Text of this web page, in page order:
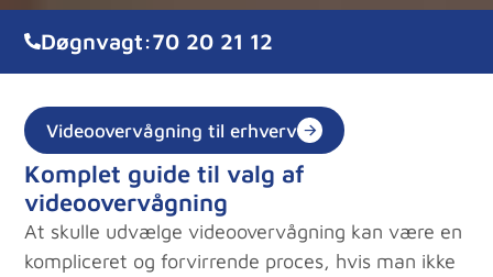
Døgnvagt:70 20 21 12
Videoovervågning til erhverv
Komplet guide til valg af
videoovervågning
At skulle udvælge videoovervågning kan være en
kompliceret og forvirrende proces, hvis man ikke